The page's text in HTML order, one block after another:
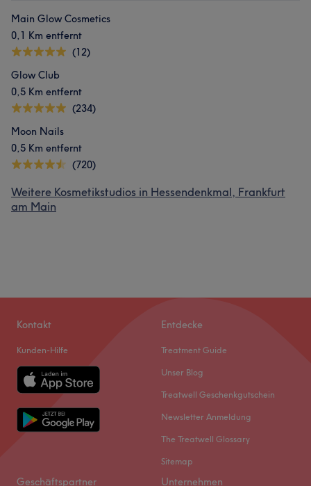
Main Glow Cosmetics
0,1 Km entfernt
(12)
Glow Club
0,5 Km entfernt
(234)
Moon Nails
0,5 Km entfernt
(720)
Weitere Kosmetikstudios in Hessendenkmal, Frankfurt
am Main
Kontakt
Kunden-Hilfe
Entdecke
Treatment Guide
Unser Blog
Treatwell Geschenkgutschein
Newsletter Anmeldung
The Treatwell Glossary
Sitemap
Geschäftspartner Unternehmen